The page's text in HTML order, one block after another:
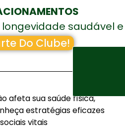
saudável e
feliz!Do Clube!
afeta sua saúde física,
estratégias eficazes
vitais